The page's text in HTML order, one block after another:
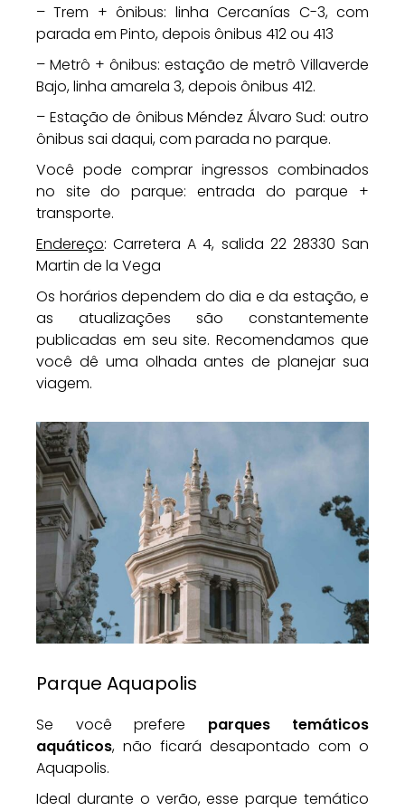
– Trem + ônibus: linha Cercanías C-3, com
parada em Pinto, depois ônibus 412 ou 413
– Metrô + ônibus: estação de metrô Villaverde
Bajo, linha amarela 3, depois ônibus 412.
– Estação de ônibus Méndez Álvaro Sud: outro
ônibus sai daqui, com parada no parque.
Você pode comprar ingressos combinados
no site do parque: entrada do parque +
transporte.
Endereço: Carretera A 4, salida 22 28330 San
Martin de la Vega
Os horários dependem do dia e da estação, e
as atualizações são constantemente
publicadas em seu site. Recomendamos que
você dê uma olhada antes de planejar sua
viagem.
Parque Aquapolis
Se você prefere parques temáticos
aquáticos, não ficará desapontado com o
Aquapolis.
Ideal durante o verão, esse parque temático